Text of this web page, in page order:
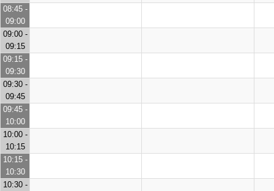
08:45 -
09:00
09:00 -
09:15
09:15 -
09:30
09:30 -
09:45
09:45 -
10:00
10:00 -
10:15
10:15 -
10:30
10:30 -